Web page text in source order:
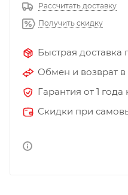
Рассчитать доставку
Получить скидку
Быстрая
Обмен и возврат в
Гарантия от 1
Скидки при